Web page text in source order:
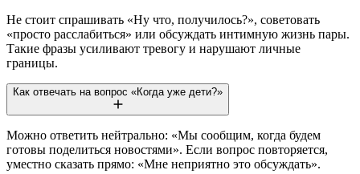
Не стоит спрашивать «Ну что, получилось?», советовать
«просто расслабиться» или обсуждать интимную жизнь пары.
Такие фразы усиливают тревогу и нарушают личные
границы.
Как отвечать на вопрос «Когда уже дети?»
Можно ответить нейтрально: «Мы сообщим, когда будем
готовы поделиться новостями». Если вопрос повторяется,
уместно сказать прямо: «Мне неприятно это обсуждать».